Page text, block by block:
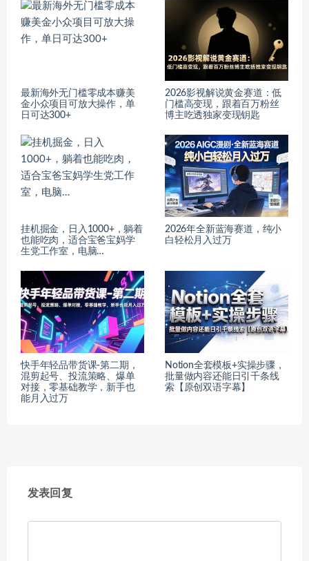
最新海外无门槛零成本赚美
金小众项目可放大操作，单
日可达300+
2026影视解说黄金赛道：低
门槛高变现，跟着百万粉丝
博主吃透独家变现钥匙
挂机掘金，日入1000+，躺着
也能吃肉，适合宝爸宝妈学
生党工作室，电脑…
2026年全新蓝海赛道，纯小
白轻松月入过万
快手年轻品带货课-第二期，
混剪起号、投流策略、爆单
对接，零基础教学，新手也
能月入过万
Notion全套模板+实操步骤，
批量做内容还能日引千条线
索【原创双语字幕】
发表回复